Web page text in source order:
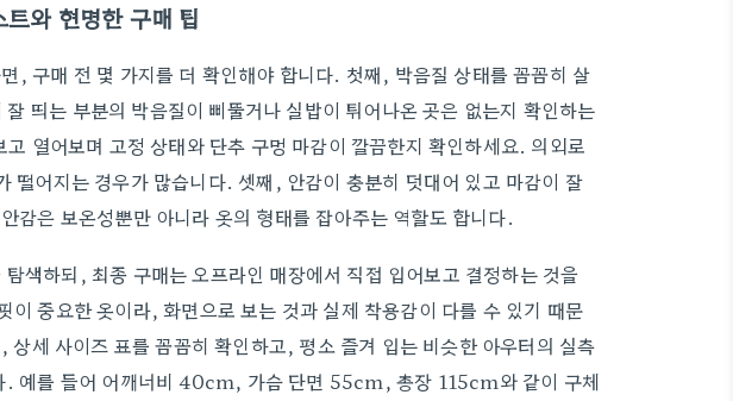
와 현명한 구매 팁
, 구매 전 몇 가지를 더 확인해야 합니다. 첫째, 박음질 상태를 꼼꼼히 살
띄는 부분의 박음질이 삐뚤거나 실밥이 튀어나온 곳은 없는지 확인하는
열어보며 고정 상태와 단추 구멍 마감이 깔끔한지 확인하세요. 의외로
떨어지는 경우가 많습니다. 셋째, 안감이 충분히 덧대어 있고 마감이 잘
감은 보온성뿐만 아니라 옷의 형태를 잡아주는 역할도 합니다.
색하되, 최종 구매는 오프라인 매장에서 직접 입어보고 결정하는 것을
이 중요한 옷이라, 화면으로 보는 것과 실제 착용감이 다를 수 있기 때문
상세 사이즈 표를 꼼꼼히 확인하고, 평소 즐겨 입는 비슷한 아우터의 실측
. 예를 들어 어깨너비 40cm, 가슴 단면 55cm, 총장 115cm와 같이 구체